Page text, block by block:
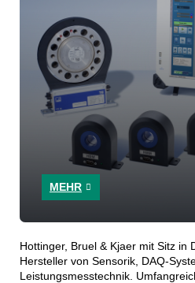
MEHR
Hottinger, Bruel & Kjaer mit Sitz in
Hersteller von Sensorik, DAQ-
Leistungsmesstechnik.